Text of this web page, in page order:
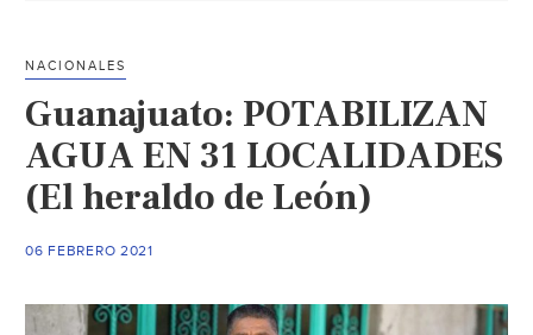
sostenible
del
agua
en
NACIONALES
Guanajuato: POTABILIZAN
AGUA EN 31 LOCALIDADES
(El heraldo de León)
06 FEBRERO 2021